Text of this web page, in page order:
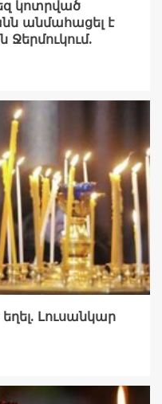
կոտրված
անմահացել է
Ջերմուկում.
Լուսանկար